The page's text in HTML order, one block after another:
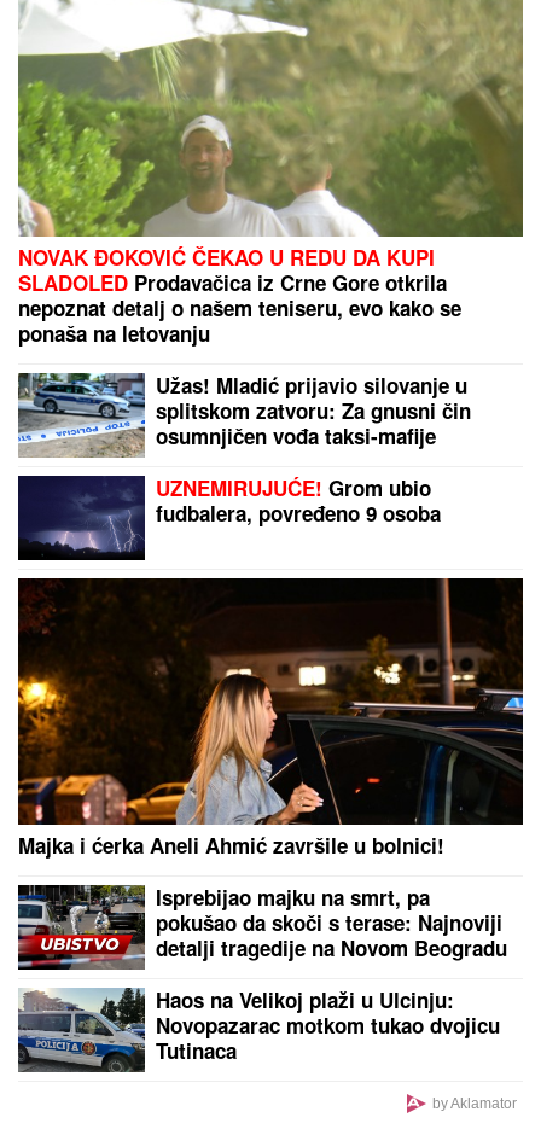
Iz siromaštva je IZVUKAO MUŽ MILIJARDER, a
danas nosi TORBU OD 1,7 MILIONA DOLARA,
nikada ne nosi isti par cipela dva puta i ŽIVI U
SOLITERU OD 27 SPRATOVA
SUVI LUKSUZ I EGZOTIKA!Anđela i Gastoz pobegli
na Maldive, pa se pohvalili: Kokteli dobrodošlice,
nestvaran bazen i NEOČEKIVAN SUSRET na ulici
(FOTO)
(VIDEO) DRAGAN UREDIO VILU U GROCKOJ
NAKON RASKIDA SA JOVANOM JEREMIĆ
Ovako
sada izgleda, mlađa devojka se pita za sve